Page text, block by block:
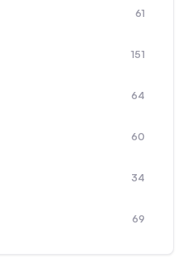
61
151
64
60
34
69